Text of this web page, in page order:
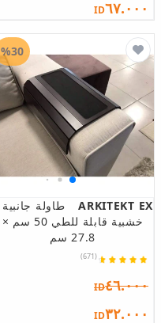
ID٦٧.٠٠٠
ARKITEKT EX
طاولة جانبية
خشبية قابلة للطي 50 سم ×
27.8 سم
(671)
ID٤٦.٠٠٠
ID٣٢.٠٠٠
%30